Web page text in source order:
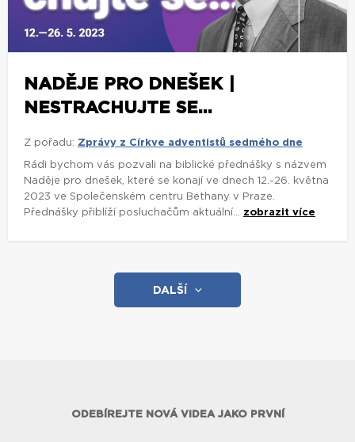
NADĚJE PRO DNEŠEK |
NESTRACHUJTE SE...
Z pořadu: Zprávy z Církve adventistů sedmého dne
Rádi bychom vás pozvali na biblické přednášky s názvem
Naděje pro dnešek, které se konají ve dnech 12.-26. května
2023 ve Společenském centru Bethany v Praze.
Přednášky přiblíží posluchačům aktuální... zobrazit více
DALŠÍ
ODEBÍREJTE NOVÁ VIDEA JAKO PRVNÍ